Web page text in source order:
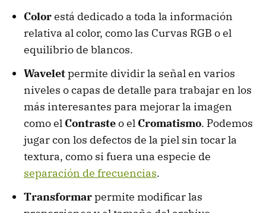
Colorestá dedicado a toda la información
relativa al color, como las Curvas RGB o el
equilibrio de blancos.
Waveletpermite dividir la señal en varios
niveles o capas de detalle para trabajar en los
más interesantes para mejorar la imagen
como el Contrasteo el Cromatismo. Podemos
jugar con los defectos de la piel sin tocar la
textura, como si fuera una especie de
separación de frecuencias.
Transformarpermite modificar las